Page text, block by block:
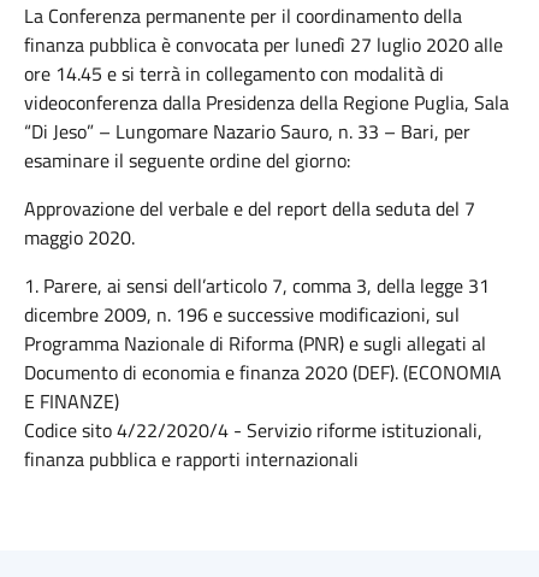
La Conferenza permanente per il coordinamento della
finanza pubblica è convocata per lunedì 27 luglio 2020 alle
ore 14.45 e si terrà in collegamento con modalità di
videoconferenza dalla Presidenza della Regione Puglia, Sala
“Di Jeso” – Lungomare Nazario Sauro, n. 33 – Bari, per
esaminare il seguente ordine del giorno:
Approvazione del verbale e del report della seduta del 7
maggio 2020.
1. Parere, ai sensi dell’articolo 7, comma 3, della legge 31
dicembre 2009, n. 196 e successive modificazioni, sul
Programma Nazionale di Riforma (PNR) e sugli allegati al
Documento di economia e finanza 2020 (DEF). (ECONOMIA
E FINANZE)
Codice sito 4/22/2020/4 - Servizio riforme istituzionali,
finanza pubblica e rapporti internazionali